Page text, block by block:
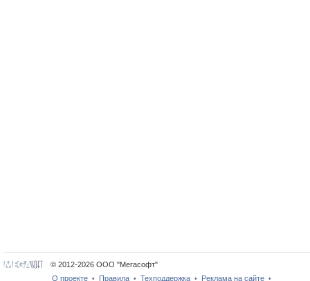
© 2012-2026 ООО "Мегасофт"
О проекте • Правила • Техподдержка • Реклама на сайте •